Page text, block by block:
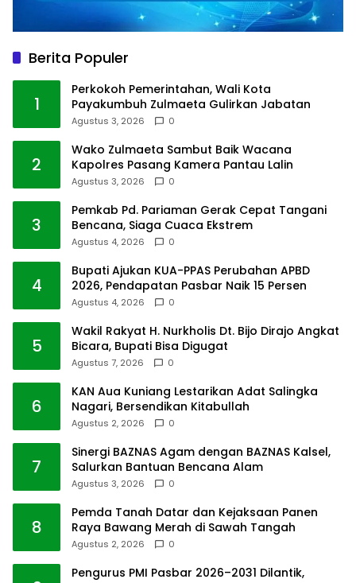
Berita Populer
1
Perkokoh Pemerintahan, Wali Kota
Payakumbuh Zulmaeta Gulirkan Jabatan
Agustus 3, 2026 0
2
Wako Zulmaeta Sambut Baik Wacana
Kapolres Pasang Kamera Pantau Lalin
Agustus 3, 2026 0
3
Pemkab Pd. Pariaman Gerak Cepat Tangani
Bencana, Siaga Cuaca Ekstrem
Agustus 4, 2026 0
4
Bupati Ajukan KUA-PPAS Perubahan APBD
2026, Pendapatan Pasbar Naik 15 Persen
Agustus 4, 2026 0
5
Wakil Rakyat H. Nurkholis Dt. Bijo Dirajo Angkat
Bicara, Bupati Bisa Digugat
Agustus 7, 2026 0
6
KAN Aua Kuniang Lestarikan Adat Salingka
Nagari, Bersendikan Kitabullah
Agustus 2, 2026 0
7
Sinergi BAZNAS Agam dengan BAZNAS Kalsel,
Salurkan Bantuan Bencana Alam
Agustus 3, 2026 0
8
Pemda Tanah Datar dan Kejaksaan Panen
Raya Bawang Merah di Sawah Tangah
Agustus 2, 2026 0
Pengurus PMI Pasbar 2026–2031 Dilantik,